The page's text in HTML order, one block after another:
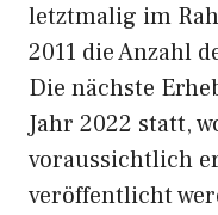
letztmalig im
2011 die Anzahl
Die nächste
Jahr 2022 statt,
voraussichtlich
veröffentlicht